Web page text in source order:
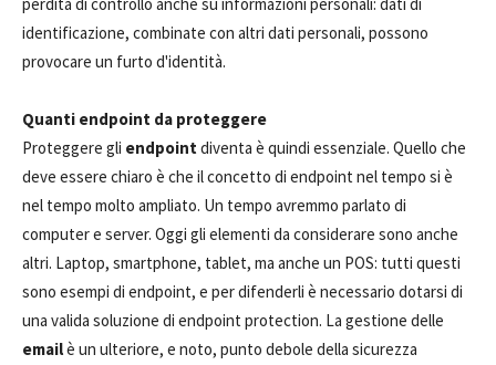
identificazione, combinate con altri dati personali, possono
provocare un furto d'identità.
Quanti endpoint da proteggere
Proteggere gli endpointdiventa è quindi essenziale. Quello che
deve essere chiaro è che il concetto di endpoint nel tempo si è
nel tempo molto ampliato. Un tempo avremmo parlato di
computer e server. Oggi gli elementi da considerare sono anche
altri. Laptop, smartphone, tablet, ma anche un POS: tutti questi
sono esempi di endpoint, e per difenderli è necessario dotarsi di
una valida soluzione di endpoint protection. La gestione delle
emailè un ulteriore, e noto, punto debole della sicurezza